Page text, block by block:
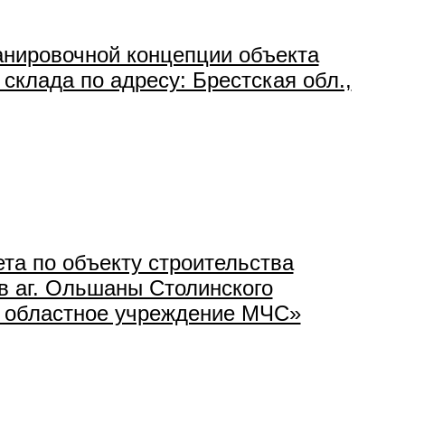
концепции объекта
по адресу: Брестская обл.,
по объекту строительства
аг. Ольшаны Столинского
областное учреждение МЧС»